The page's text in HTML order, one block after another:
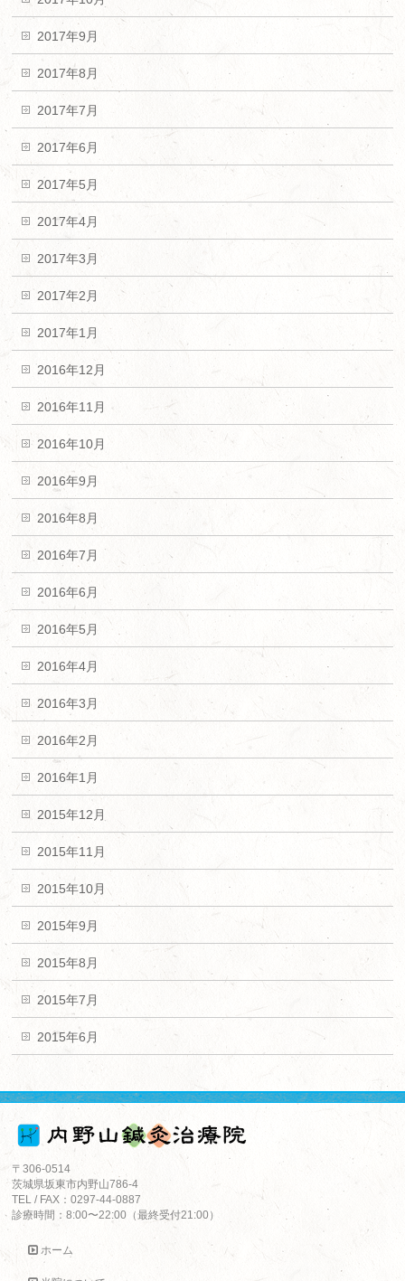
2017年9月
2017年8月
2017年7月
2017年6月
2017年5月
2017年4月
2017年3月
2017年2月
2017年1月
2016年12月
2016年11月
2016年10月
2016年9月
2016年8月
2016年7月
2016年6月
2016年5月
2016年4月
2016年3月
2016年2月
2016年1月
2015年12月
2015年11月
2015年10月
2015年9月
2015年8月
2015年7月
2015年6月
〒306-0514
茨城県坂東市内野山786-4
TEL / FAX：0297-44-0887
診療時間：8:00〜22:00（最終受付21:00）
ホーム